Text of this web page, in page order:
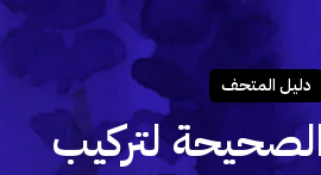
دليـل المتحـف
لتركيب